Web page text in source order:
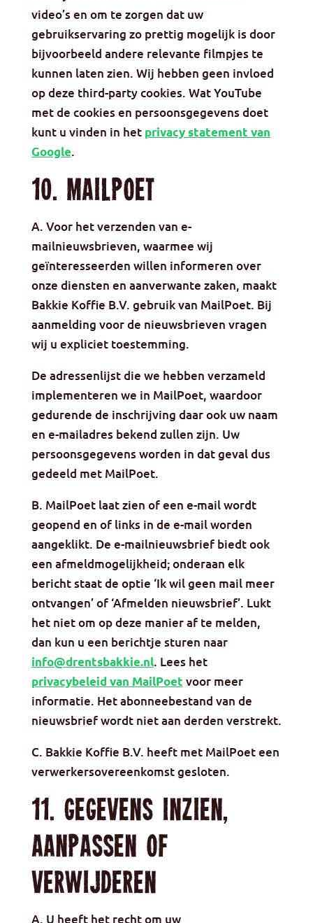
video’s en om te zorgen dat uw
gebruikservaring zo prettig mogelijk is door
bijvoorbeeld andere relevante filmpjes te
kunnen laten zien. Wij hebben geen invloed
op deze third-party cookies. Wat YouTube
met de cookies en persoonsgegevens doet
kunt u vinden in het privacy statement van
Google.
10. MailPoet
A. Voor het verzenden van e-
mailnieuwsbrieven, waarmee wij
geïnteresseerden willen informeren over
onze diensten en aanverwante zaken, maakt
Bakkie Koffie B.V. gebruik van MailPoet. Bij
aanmelding voor de nieuwsbrieven vragen
wij u expliciet toestemming.
De adressenlijst die we hebben verzameld
implementeren we in MailPoet, waardoor
gedurende de inschrijving daar ook uw naam
en e-mailadres bekend zullen zijn. Uw
persoonsgegevens worden in dat geval dus
gedeeld met MailPoet.
B. MailPoet laat zien of een e-mail wordt
geopend en of links in de e-mail worden
aangeklikt. De e-mailnieuwsbrief biedt ook
een afmeldmogelijkheid; onderaan elk
bericht staat de optie ‘Ik wil geen mail meer
ontvangen’ of ‘Afmelden nieuwsbrief’. Lukt
het niet om op deze manier af te melden,
dan kun u een berichtje sturen naar
info@drentsbakkie.nl. Lees het
privacybeleid van MailPoet voor meer
informatie. Het abonneebestand van de
nieuwsbrief wordt niet aan derden verstrekt.
C. Bakkie Koffie B.V. heeft met MailPoet een
verwerkersovereenkomst gesloten.
11. Gegevens inzien,
aanpassen of
verwijderen
A. U heeft het recht om uw